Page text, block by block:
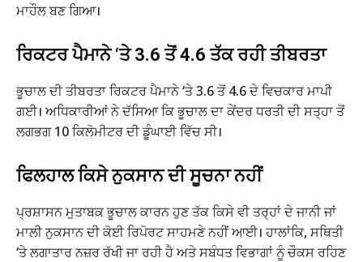
ਮਾਹੌਲ ਬਣ ਗਿਆ।
ਰਿਕਟਰ ਪੈਮਾਨੇ ‘ਤੇ 3.6 ਤੋਂ 4.6 ਤੱਕ ਰਹੀ ਤੀਬਰਤਾ
ਭੂਚਾਲ ਦੀ ਤੀਬਰਤਾ ਰਿਕਟਰ ਪੈਮਾਨੇ ‘ਤੇ 3.6 ਤੋਂ 4.6 ਦੇ ਵਿਚਕਾਰ ਮਾਪੀ
ਗਈ। ਅਧਿਕਾਰੀਆਂ ਨੇ ਦੱਸਿਆ ਕਿ ਭੂਚਾਲ ਦਾ ਕੇਂਦਰ ਧਰਤੀ ਦੀ ਸਤ੍ਹਾ ਤੋਂ
ਲਗਭਗ 10 ਕਿਲੋਮੀਟਰ ਦੀ ਡੂੰਘਾਈ ਵਿੱਚ ਸੀ।
ਫਿਲਹਾਲ ਕਿਸੇ ਨੁਕਸਾਨ ਦੀ ਸੂਚਨਾ ਨਹੀਂ
ਪ੍ਰਸ਼ਾਸਨ ਮੁਤਾਬਕ ਭੂਚਾਲ ਕਾਰਨ ਹੁਣ ਤੱਕ ਕਿਸੇ ਵੀ ਤਰ੍ਹਾਂ ਦੇ ਜਾਨੀ ਜਾਂ
ਮਾਲੀ ਨੁਕਸਾਨ ਦੀ ਕੋਈ ਰਿਪੋਰਟ ਸਾਹਮਣੇ ਨਹੀਂ ਆਈ। ਹਾਲਾਂਕਿ, ਸਥਿਤੀ
‘ਤੇ ਲਗਾਤਾਰ ਨਜ਼ਰ ਰੱਖੀ ਜਾ ਰਹੀ ਹੈ ਅਤੇ ਸਬੰਧਤ ਵਿਭਾਗਾਂ ਨੂੰ ਚੌਕਸ ਰਹਿਣ